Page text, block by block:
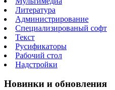
Литература
Администрирование
Специализированый софт
Текст
Русификаторы
Рабочий стол
Надстройки
Новинки и обновления